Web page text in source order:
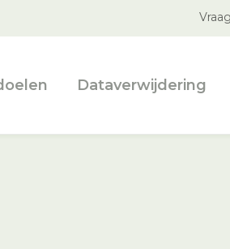
Dataverwijdering